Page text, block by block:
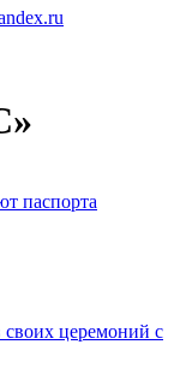
паспорта
церемоний с